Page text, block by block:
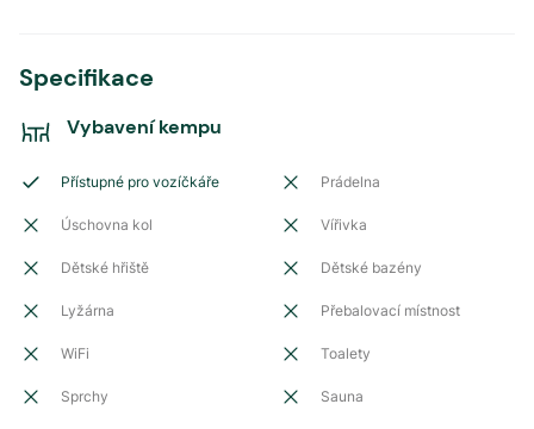
Specifikace
Vybavení kempu
Přístupné pro vozíčkáře Prádelna
Úschovna kol Vířivka
Dětské hřiště Dětské bazény
Lyžárna Přebalovací místnost
WiFi Toalety
Sprchy Sauna